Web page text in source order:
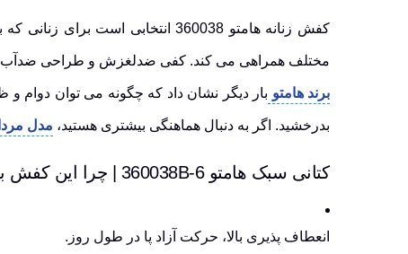
کفش زنانه هامتو 360038
مختلف همراهی می کند. کفی ضدلغزش و طراحی ضدآب
برند هامتو بار دیگر نشان داد که چگونه می توان
بدرخشید. اگر به دنبال هماهنگی بیشتری هستید، مدل
کتانی سبک هامتو 360038B-6 | چرا این کفش برای سفرهای طولانی توصیه می شود؟
انعطاف پذیری بالا، حرکت آزاد پا در طول روز.